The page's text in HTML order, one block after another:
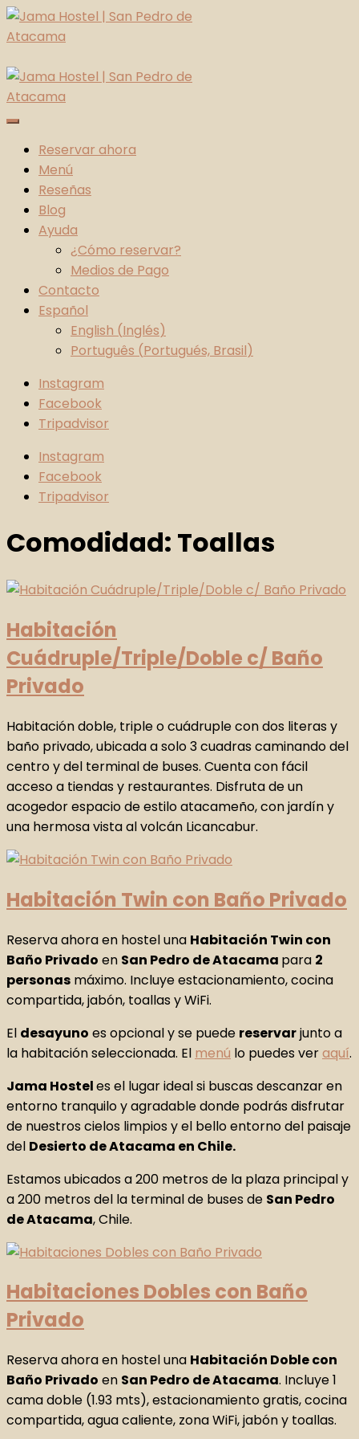
Skip
to
Jama Hostel | San Pedro de Atacama
Atacama Desert
Reservar ahora
Menú
Reseñas
Blog
Ayuda
¿Cómo reservar?
Medios de Pago
Contacto
Español
English (Inglés)
Português (Portugués, Brasil)
Instagram
Facebook
Tripadvisor
Instagram
Facebook
Tripadvisor
Comodidad: Toallas
Habitación
Cuádruple/Triple/Doble c/ Baño
Privado
Habitación doble, triple o cuádruple con dos literas y
baño privado, ubicada a solo 3 cuadras caminando del
centro y del terminal de buses. Cuenta con fácil
acceso a tiendas y restaurantes. Disfruta de un
acogedor espacio de estilo atacameño, con jardín y
una hermosa vista al volcán Licancabur.
Habitación Twin con Baño Privado
Reserva ahora en hostel una Habitación Twin con
Baño Privado en San Pedro de Atacama para 2
personas máximo. Incluye estacionamiento, cocina
compartida, jabón, toallas y WiFi.
El desayuno es opcional y se puede reservarjunto a
la habitación seleccionada. El menú lo puedes veraquí.
Jama Hosteles el lugar ideal si buscas descanzar en
entorno tranquilo y agradable donde podrás disfrutar
de nuestros cielos limpios y el bello entorno del paisaje
del Desierto de Atacama en Chile.
Estamos ubicados a 200 metros de la plaza principal y
a 200 metros del la terminal de buses de San Pedro
de Atacama, Chile.
Habitaciones Dobles con Baño
Privado
Reserva ahora en hostel una Habitación Doble con
Baño Privado en San Pedro de Atacama. Incluye 1
cama doble (1.93 mts), estacionamiento gratis, cocina
compartida, agua caliente, zona WiFi, jabón y toallas.